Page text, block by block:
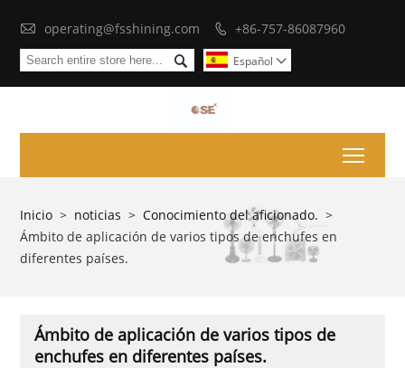
 operating@fsshining.com  +86-757-86087960
 Español 
Inicio > noticias > Conocimiento del aficionado. >
Ámbito de aplicación de varios tipos de enchufes en
diferentes países.
Ámbito de aplicación de varios tipos de
enchufes en diferentes países.